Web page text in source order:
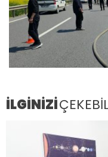
İLGİNİZİ